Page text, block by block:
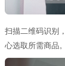
扫描二维码识别
心选取所需商品。